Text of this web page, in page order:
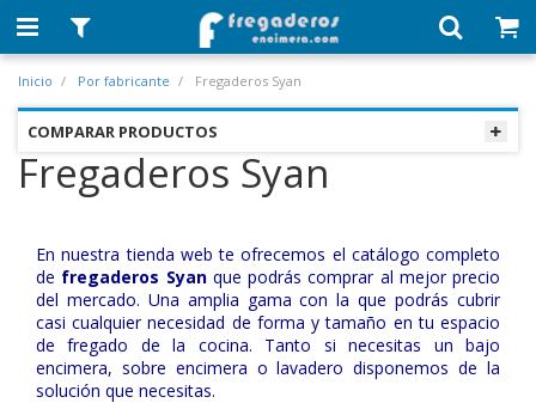
Inicio Por fabricante Fregaderos Syan
COMPARAR PRODUCTOS
Fregaderos Syan
En nuestra tienda web te ofrecemos el catálogo completo
de fregaderos Syanque podrás comprar al mejor precio
del mercado. Una amplia gama con la que podrás cubrir
casi cualquier necesidad de forma y tamaño en tu espacio
de fregado de la cocina. Tanto si necesitas un bajo
encimera, sobre encimera o lavadero disponemos de la
solución que necesitas.